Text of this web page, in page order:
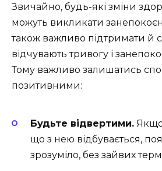
Звичайно, будь-які зміни
можуть викликати
також важливо підтримати й
відчувають тривогу і
Тому важливо залишатись
позитивними:
Будьте відвертими.
що з нею відбувається,
зрозуміло, без зайвих